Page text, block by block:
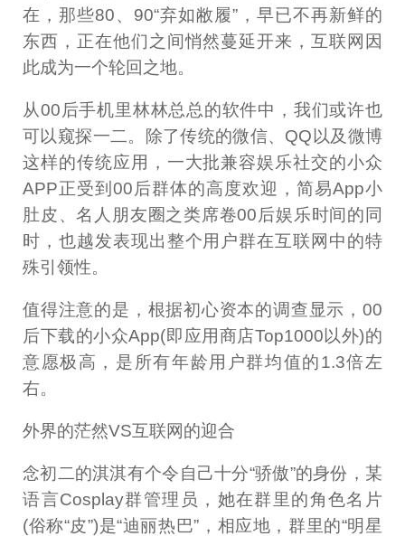
在，那些80、90“弃如敝履”，早已不再新鲜的
东西，正在他们之间悄然蔓延开来，互联网因
此成为一个轮回之地。
从00后手机里林林总总的软件中，我们或许也
可以窥探一二。除了传统的微信、QQ以及微博
这样的传统应用，一大批兼容娱乐社交的小众
APP正受到00后群体的高度欢迎，简易App小
肚皮、名人朋友圈之类席卷00后娱乐时间的同
时，也越发表现出整个用户群在互联网中的特
殊引领性。
值得注意的是，根据初心资本的调查显示，00
后下载的小众App(即应用商店Top1000以外)的
意愿极高，是所有年龄用户群均值的1.3倍左
右。
外界的茫然VS互联网的迎合
念初二的淇淇有个令自己十分“骄傲”的身份，某
语言Cosplay群管理员，她在群里的角色名片
(俗称“皮”)是“迪丽热巴”，相应地，群里的“明星